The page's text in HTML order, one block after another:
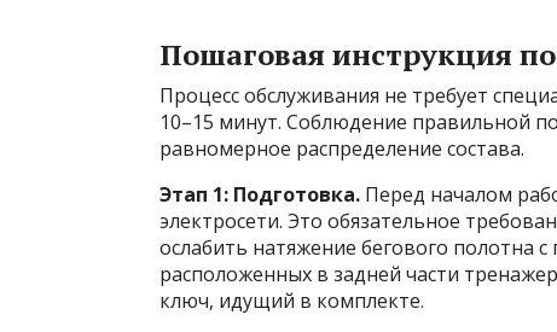
Пошаговая инструкция
Процесс обслуживания не требует
10–15 минут. Соблюдение правильной
равномерное распределение состава.
Этап 1: Подготовка. Перед началом
электросети. Это обязательное
ослабить натяжение бегового полотна
расположенных в задней части
ключ, идущий в комплекте.